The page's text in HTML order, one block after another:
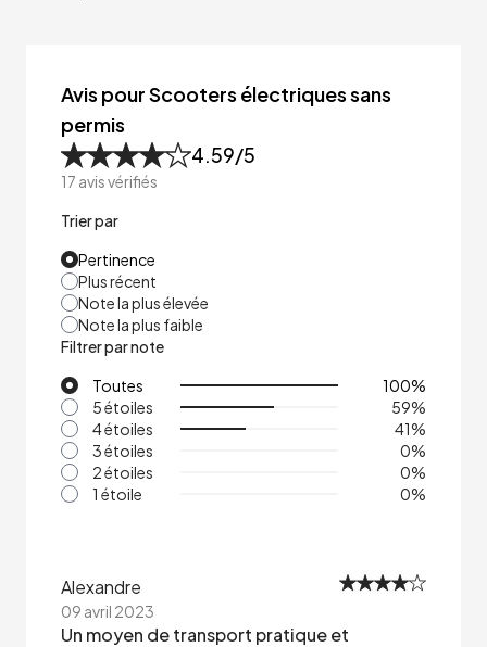
Avis pour Scooters électriques sans
permis
4.59/5
17 avis vérifiés
Trier par
Pertinence
Plus récent
Note la plus élevée
Note la plus faible
Filtrer par note
Toutes
100%
5 étoiles
59%
4 étoiles
41%
3 étoiles
0%
2 étoiles
0%
1 étoile
0%
Alexandre
09 avril 2023
Un moyen de transport pratique et